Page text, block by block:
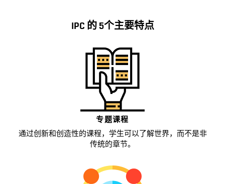
IPC 的 5个主要特点
专题课程
通过创新和创造性的课程，学生可以了解世界，而不是非
传统的章节。